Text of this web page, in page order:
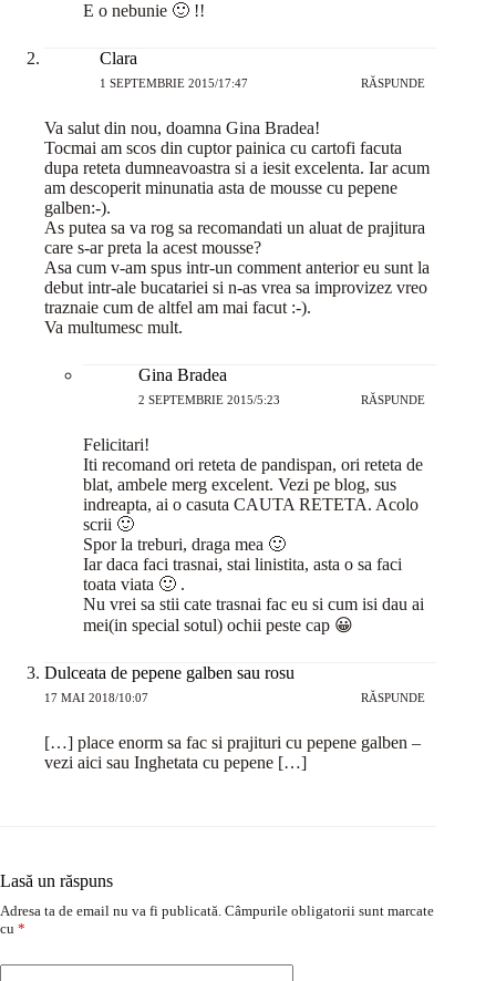
E o nebunie 🙂 !!
Clara
1 SEPTEMBRIE 2015/17:47 RĂSPUNDE
Va salut din nou, doamna Gina Bradea!
Tocmai am scos din cuptor painica cu cartofi facuta
dupa reteta dumneavoastra si a iesit excelenta. Iar acum
am descoperit minunatia asta de mousse cu pepene
galben:-).
As putea sa va rog sa recomandati un aluat de prajitura
care s-ar preta la acest mousse?
Asa cum v-am spus intr-un comment anterior eu sunt la
debut intr-ale bucatariei si n-as vrea sa improvizez vreo
traznaie cum de altfel am mai facut :-).
Va multumesc mult.
Gina Bradea
2 SEPTEMBRIE 2015/5:23 RĂSPUNDE
Felicitari!
Iti recomand ori reteta de pandispan, ori reteta de
blat, ambele merg excelent. Vezi pe blog, sus
indreapta, ai o casuta CAUTA RETETA. Acolo
scrii 🙂
Spor la treburi, draga mea 🙂
Iar daca faci trasnai, stai linistita, asta o sa faci
toata viata 🙂 .
Nu vrei sa stii cate trasnai fac eu si cum isi dau ai
mei(in special sotul) ochii peste cap 😀
Dulceata de pepene galben sau rosu
17 MAI 2018/10:07 RĂSPUNDE
[…] place enorm sa fac si prajituri cu pepene galben –
vezi aici sau Inghetata cu pepene […]
Lasă un răspuns
Adresa ta de email nu va fi publicată. Câmpurile obligatorii sunt marcate
cu *